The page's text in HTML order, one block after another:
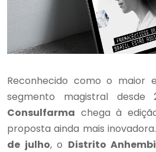
Reconhecido como o maior
segmento magistral desde
Consulfarma chega à
proposta ainda mais
de julho, o Distrito Anhembi